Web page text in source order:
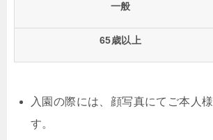
一般
65歳以上
入園の際には、 顔写真にてご本人
す。